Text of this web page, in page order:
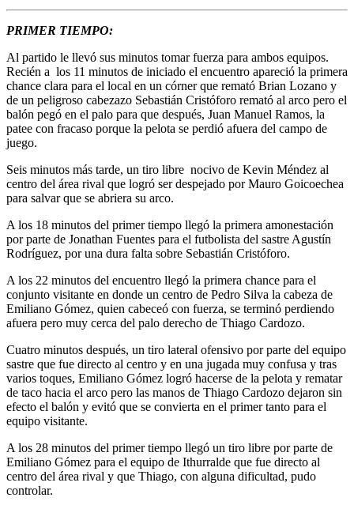
PRIMER TIEMPO:
Al partido le llevó sus minutos tomar fuerza para ambos equipos.
Recién a los 11 minutos de iniciado el encuentro apareció la primera
chance clara para el local en un córner que remató Brian Lozano y
de un peligroso cabezazo Sebastián Cristóforo remató al arco pero el
balón pegó en el palo para que después, Juan Manuel Ramos, la
patee con fracaso porque la pelota se perdió afuera del campo de
juego.
Seis minutos más tarde, un tiro libre nocivo de Kevin Méndez al
centro del área rival que logró ser despejado por Mauro Goicoechea
para salvar que se abriera su arco.
A los 18 minutos del primer tiempo llegó la primera amonestación
por parte de Jonathan Fuentes para el futbolista del sastre Agustín
Rodríguez, por una dura falta sobre Sebastián Cristóforo.
A los 22 minutos del encuentro llegó la primera chance para el
conjunto visitante en donde un centro de Pedro Silva la cabeza de
Emiliano Gómez, quien cabeceó con fuerza, se terminó perdiendo
afuera pero muy cerca del palo derecho de Thiago Cardozo.
Cuatro minutos después, un tiro lateral ofensivo por parte del equipo
sastre que fue directo al centro y en una jugada muy confusa y tras
varios toques, Emiliano Gómez logró hacerse de la pelota y rematar
de taco hacia el arco pero las manos de Thiago Cardozo dejaron sin
efecto el balón y evitó que se convierta en el primer tanto para el
equipo visitante.
A los 28 minutos del primer tiempo llegó un tiro libre por parte de
Emiliano Gómez para el equipo de Ithurralde que fue directo al
centro del área rival y que Thiago, con alguna dificultad, pudo
controlar.